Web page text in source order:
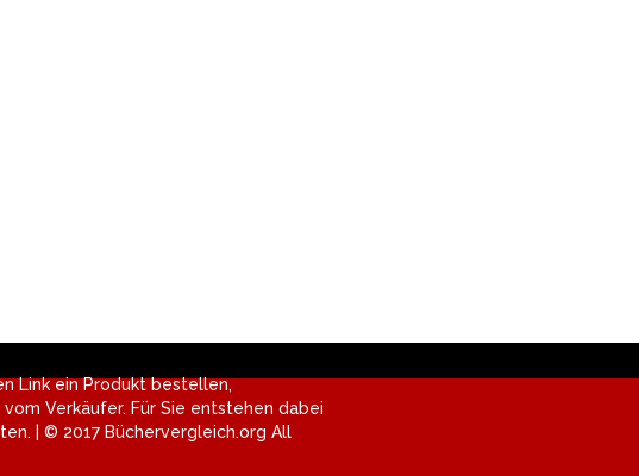
Link ein Produkt bestellen,
Verkäufer. Für Sie entstehen dabei
| © 2017 Büchervergleich.org All